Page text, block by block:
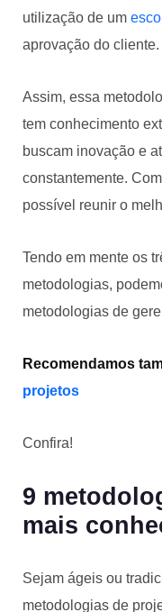
utilização de um
aprovação do cliente.
Assim, essa
tem conhecimento
buscam inovação e
constantemente.
possível reunir o
Tendo em mente os
metodologias,
metodologias de
Recomendamos
projetos
Confira!
9
mais
Sejam ágeis ou
metodologias de